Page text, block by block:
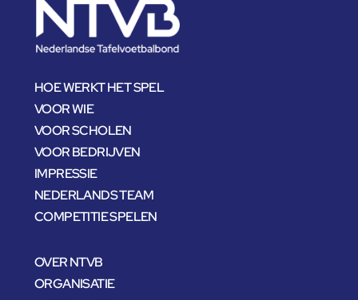
HOE WERKT HET SPEL
VOOR WIE
VOOR SCHOLEN
VOOR BEDRIJVEN
IMPRESSIE
NEDERLANDS TEAM
COMPETITIE SPELEN
OVER NTVB
ORGANISATIE